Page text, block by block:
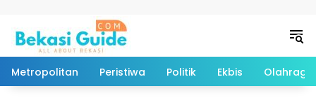
Metropolitan Peristiwa Politik Ekbis Olahraga